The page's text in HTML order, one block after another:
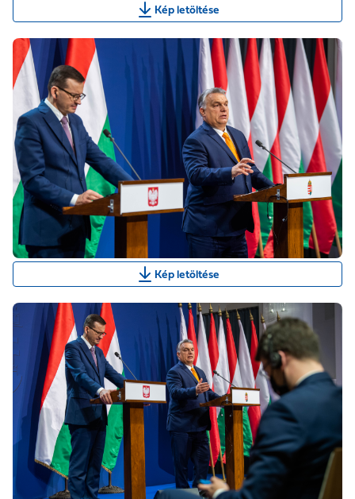
Kép letöltése
Kép letöltése